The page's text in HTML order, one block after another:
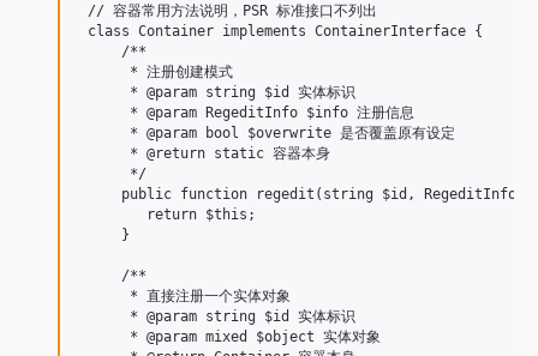
// 容器常用方法说明，PSR 标准接口不列出
class Container implements ContainerInterface {
     /**
      * 注册创建模式
      * @param string $id 实体标识
      * @param RegeditInfo $info 注册信息
      * @param bool $overwrite 是否覆盖原有设定
      * @return static 容器本身
      */
public function regedit(string $id, RegeditInfo
        return $this;
     }
     /**
      * 直接注册一个实体对象
      * @param string $id 实体标识
      * @param mixed $object 实体对象